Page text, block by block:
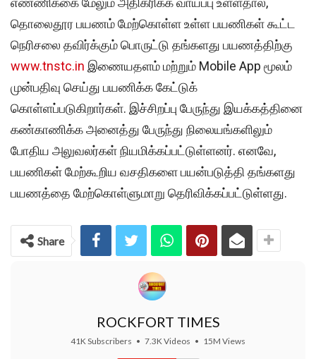
தொலைதூர பயணம் மேற்கொள்ள உள்ள பயணிகள் கூட்ட
நெரிசலை தவிர்க்கும் பொருட்டு தங்களது பயணத்திற்கு
www.tnstc.in இணையதளம் மற்றும் Mobile App மூலம்
முன்பதிவு செய்து பயணிக்க கேட்டுக்
கொள்ளப்படுகிறார்கள். இச்சிறப்பு பேருந்து இயக்கத்தினை
கண்காணிக்க அனைத்து பேருந்து நிலையங்களிலும்
போதிய அலுவலர்கள் நியமிக்கப்பட்டுள்ளனர். எனவே,
பயணிகள் மேற்கூறிய வசதிகளை பயன்படுத்தி தங்களது
பயணத்தை மேற்கொள்ளுமாறு தெரிவிக்கப்பட்டுள்ளது.
Share
ROCKFORT TIMES
41K Subscribers • 7.3K Videos • 15M Views